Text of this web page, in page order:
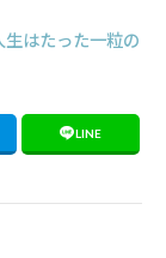
はたった一粒の